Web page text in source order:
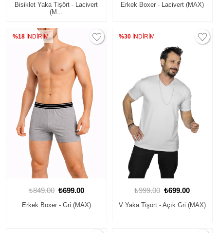
Bisiklet Yaka Tişört - Lacivert
(M...
Erkek Boxer - Lacivert (MAX)
%18 İNDİRİM
₺849.00 ₺699.00
Erkek Boxer - Gri (MAX)
%30İNDİRİM
₺999.00 ₺699.00
V Yaka Tişört - Açık Gri (MAX)